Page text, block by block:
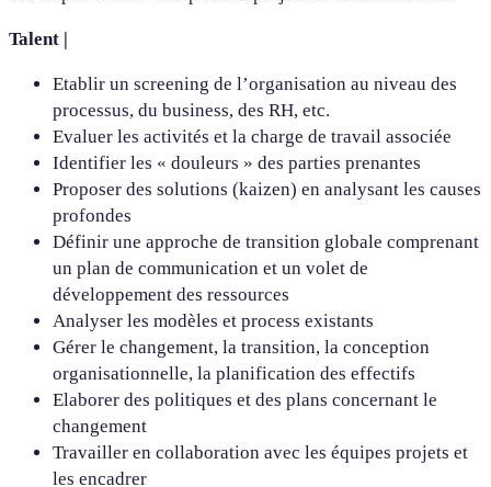
Talent |
Etablir un screening de l’organisation au niveau des
processus, du business, des RH, etc.
Evaluer les activités et la charge de travail associée
Identifier les « douleurs » des parties prenantes
Proposer des solutions (kaizen) en analysant les causes
profondes
Définir une approche de transition globale comprenant
un plan de communication et un volet de
développement des ressources
Analyser les modèles et process existants
Gérer le changement, la transition, la conception
organisationnelle, la planification des effectifs
Elaborer des politiques et des plans concernant le
changement
Travailler en collaboration avec les équipes projets et
les encadrer